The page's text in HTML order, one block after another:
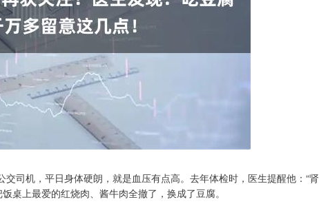
司机，平日身体硬朗，就是血压有点高。去年体检时，医生提醒他：“肾
桌上最爱的红烧肉、酱牛肉全撤了，换成了豆腐。